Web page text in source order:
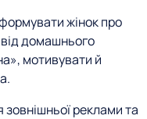
жінок про
від домашнього
мотивувати й
реклами та